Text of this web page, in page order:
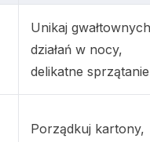
Unikaj gwałtownych
działań w nocy,
delikatne sprzątanie
Porządkuj kartony,